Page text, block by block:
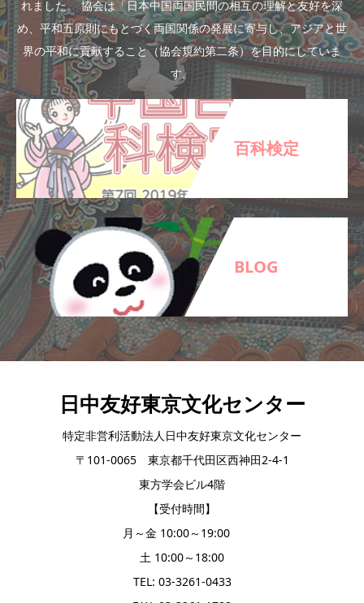
れました。 協会は「日本中国両国民間の相互の理解と友好を深
め、平和五原則にもとづく両国関係の発展に寄与し、アジアと世
界の平和に貢献すること（協会規約第二条）を目的にしていま
す。
百科検定
BLOG
日中友好東京文化センター
特定非営利活動法人日中友好東京文化センター
〒101-0065 東京都千代田区西神田2-4-1
東方学会ビル4階
【受付時間】
月～金 10:00～19:00
土 10:00～18:00
TEL: 03-3261-0433